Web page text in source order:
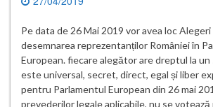
Pe data de 26 Mai 2019 vor avea loc
desemnarea reprezentanților României în
European. fiecare alegător are dreptul la
este universal, secret, direct, egal și liber
pentru Parlamentul European din 26 mai
prevederilor legale aplicabile, nu se votează